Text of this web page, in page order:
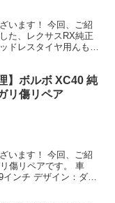
います！ 今回、ご紹
た、レクサスRX純正
ドレスタイヤ用んもホ
】ボルボ XC40 純
リ傷リペア
います！ 今回、ご紹
傷リペアです。 車
ンチ デザイン：ダイ